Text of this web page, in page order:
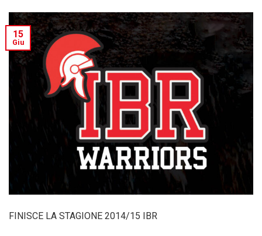
15
Giu
FINISCE LA STAGIONE 2014/15 IBR